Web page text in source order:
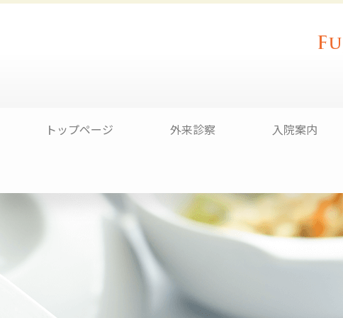
トップページ 外来診察 入院案内